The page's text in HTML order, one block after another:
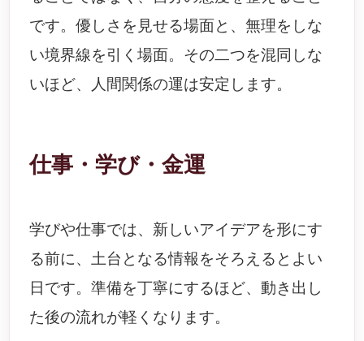
です。優しさを見せる場面と、無理をしな
い境界線を引く場面。その二つを混同しな
いほど、人間関係の運は安定します。
仕事・学び・金運
学びや仕事では、新しいアイデアを形にす
る前に、土台となる情報をそろえるとよい
日です。準備を丁寧にするほど、動き出し
た後の流れが軽くなります。